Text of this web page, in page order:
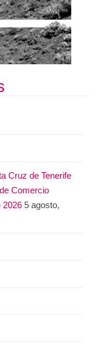
Cruz de Tenerife
Comercio
2026 5 agosto,